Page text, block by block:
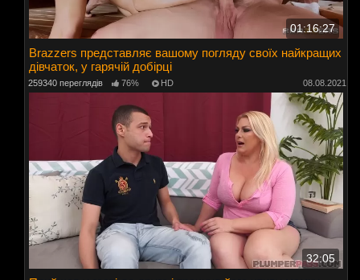
01:16:27
Brazzers представляє вашому погляду своїх найкращих
дівчаток, у гарячій добірці
259340 переглядів 76% HD 08.08.2021
32:05